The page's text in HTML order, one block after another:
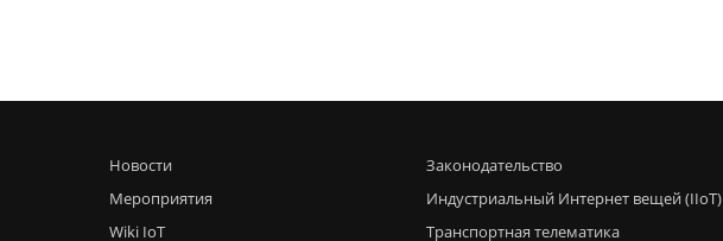
Новости
Мероприятия
Wiki IoT
Законодательство
Индустриальный Интернет вещей (IIoT)
Транспортная телематика